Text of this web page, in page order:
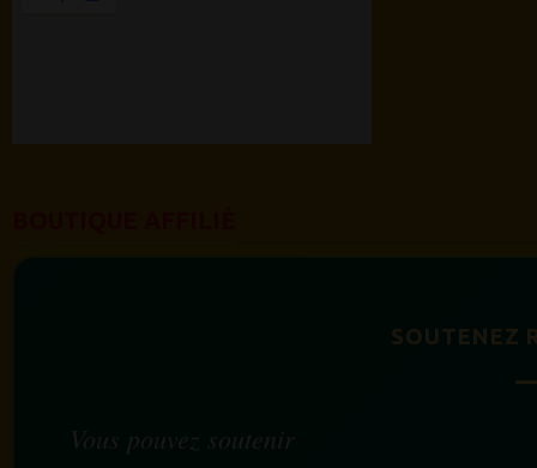
SOUTENEZ
Vous pouvez soutenir